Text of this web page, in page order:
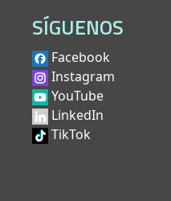
SÍGUENOS
Facebook
Instagram
YouTube
LinkedIn
TikTok